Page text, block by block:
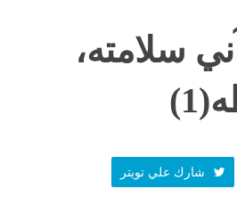
سلامته،
شارك علي تويتر